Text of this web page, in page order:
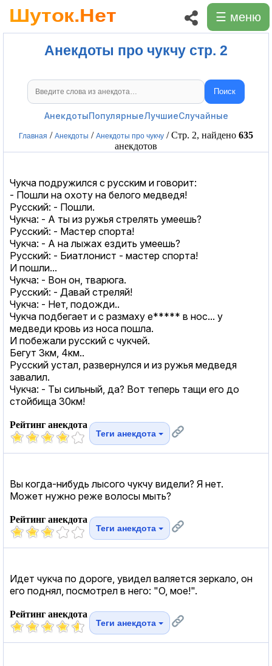
☰ меню
Анекдоты про чукчу стр. 2
Поиск анекдотов Поиск
АнекдотыПопулярныеЛучшиеСлучайные
Главная / Анекдоты / Анекдоты про чукчу / Стр. 2, найдено 635
анекдотов
Чукча подружился с русским и говорит:
- Пошли на охоту на белого медведя!
Русский: - Пошли.
Чукча: - А ты из ружья стрелять умеешь?
Русский: - Мастер спорта!
Чукча: - А на лыжах ездить умеешь?
Русский: - Биатлонист - мастер спорта!
И пошли...
Чукча: - Вон он, тварюга.
Русский: - Давай стреляй!
Чукча: - Нет, подожди..
Чукча подбегает и с размаху е***** в нос... у
медведи кровь из носа пошла.
И побежали русский с чукчей.
Бегут 3км, 4км..
Русский устал, развернулся и из ружья медведя
завалил.
Чукча: - Ты сильный, да? Вот теперь тащи его до
стойбища 30км!
Рейтинг анекдота
Теги анекдота
Вы когда-нибудь лысого чукчу видели? Я нет.
Может нужно реже волосы мыть?
Рейтинг анекдота
Теги анекдота
Идет чукча по дороге, увидел валяется зеркало, он
его поднял, посмотрел в него: "О, мое!".
Рейтинг анекдота
Теги анекдота